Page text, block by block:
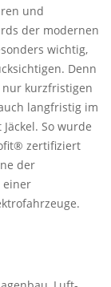
und
der modernen
wichtig,
Denn
kurzfristigen
langfristig im
So wurde
zertifiziert
der
einer